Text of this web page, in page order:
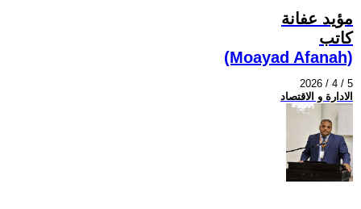
مؤيد عفانة
كاتب
(Moayad Afanah)
2026 / 4 / 5
الادارة و الاقتصاد